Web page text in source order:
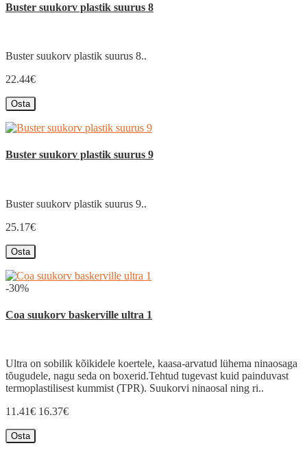
Buster suukorv plastik suurus 8
Buster suukorv plastik suurus 8..
22.44€
Osta
Buster suukorv plastik suurus 9
Buster suukorv plastik suurus 9..
25.17€
Osta
-30%
Coa suukorv baskerville ultra 1
Ultra on sobilik kõikidele koertele, kaasa-arvatud lühema ninaosaga
tõugudele, nagu seda on boxerid.Tehtud tugevast kuid painduvast
termoplastilisest kummist (TPR). Suukorvi ninaosal ning ri..
11.41€ 16.37€
Osta